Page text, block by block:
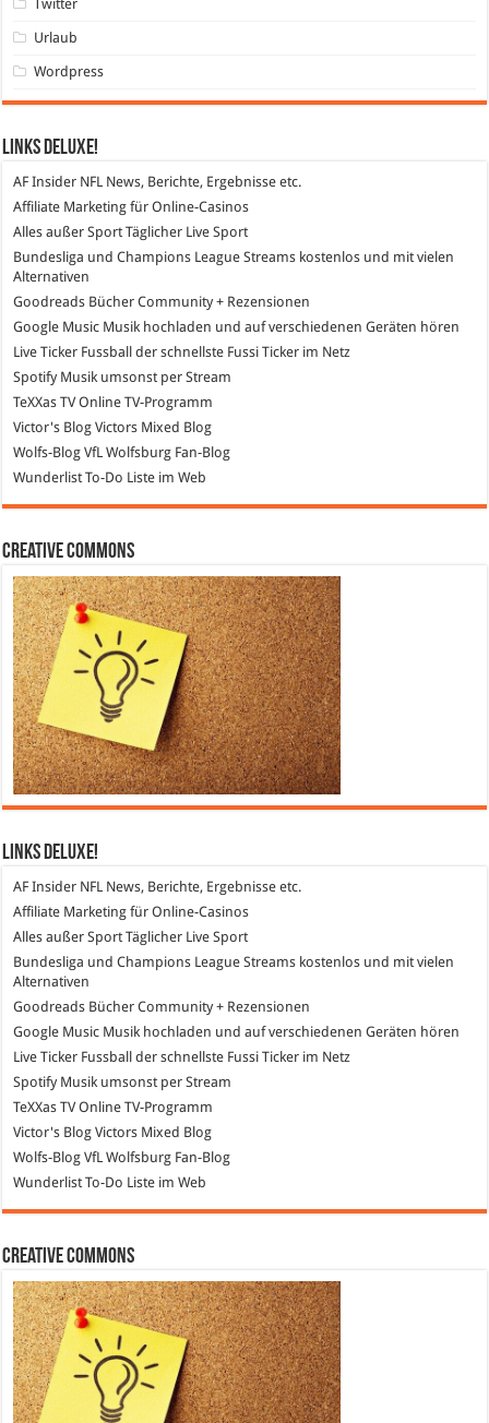
Twitter
Urlaub
Wordpress
Links DeLuXe!
AF Insider NFL News, Berichte, Ergebnisse etc.
Affiliate Marketing für Online-Casinos
Alles außer SportTäglicher Live Sport
Bundesliga und Champions League Streams kostenlos und mit vielen
Alternativen
Goodreads Bücher Community + Rezensionen
Google Music Musik hochladen und auf verschiedenen Geräten hören
Live Ticker Fussball
der schnellste Fussi Ticker im Netz
SpotifyMusik umsonst per Stream
TeXXas TVOnline TV-Programm
Victor's Blog Victors Mixed Blog
Wolfs-Blog VfL Wolfsburg Fan-Blog
WunderlistTo-Do Liste im Web
Creative Commons
Links DeLuXe!
AF Insider NFL News, Berichte, Ergebnisse etc.
Affiliate Marketing für Online-Casinos
Alles außer Sport Täglicher Live Sport
Bundesliga und Champions League Streams kostenlos und mit vielen
Alternativen
Goodreads Bücher Community + Rezensionen
Google Music Musik hochladen und auf verschiedenen Geräten hören
Live Ticker Fussball der schnellste Fussi Ticker im Netz
SpotifyMusik umsonst per Stream
TeXXas TVOnline TV-Programm
Victor's Blog Victors Mixed Blog
Wolfs-Blog VfL Wolfsburg Fan-Blog
Wunderlist To-Do Liste im Web
Creative Commons